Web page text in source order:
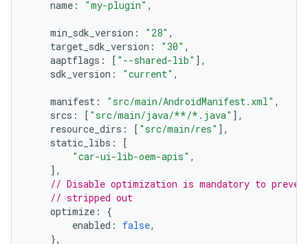
name : "my-plugin" ,
min_sdk_version : "28" ,
target_sdk_version : "30" ,
aaptflags : [ "--shared-lib" ],
sdk_version : "current" ,
manifest : "src/main/AndroidManifest.xml" ,
srcs : [ "src/main/java/**/*.java" ],
resource_dirs : [ "src/main/res" ],
static_libs :
[
"car-ui-lib-oem-apis" ,
],
// Disable optimization is mandatory to
// stripped out
optimize :
{
enabled : false,
},